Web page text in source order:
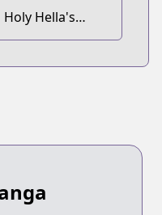
Holy Hella's
Ultimate End